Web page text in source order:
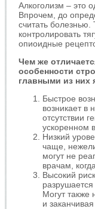
Алкоголизм – это
Впрочем, до
считать
контролировать
опиоидные
Чем же
особенности
главными из них
Быстрое
возникает в
отсутствии
ускоренном
Низкий
чаще,
могут не
врачам,
Высокий
Могут также
и